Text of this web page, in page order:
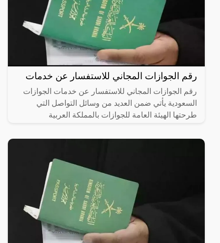
رقم الجوازات المجاني للاستفسار عن خدمات
رقم الجوازات المجاني للاستفسار عن خدمات الجوازات
السعودية يأتي ضمن العديد من وسائل التواصل التي
طرحتها الهيئة العامة للجوازات بالمملكة العربية